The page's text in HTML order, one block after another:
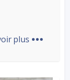
plus ...